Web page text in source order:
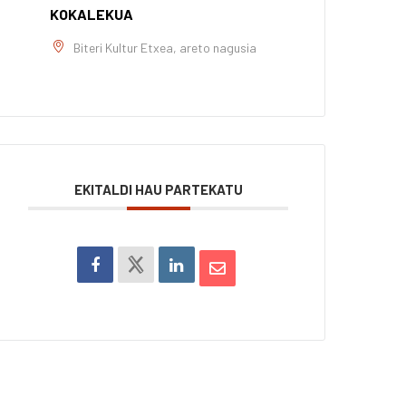
KOKALEKUA
Biteri Kultur Etxea, areto nagusia
EKITALDI HAU PARTEKATU